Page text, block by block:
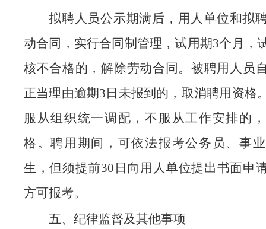
拟聘人员公示期满后，用人单位和拟
动合同，实行合同制管理，试用期3个月，
核不合格的，解除劳动合同。被聘用人员
正当理由逾期3日未报到的，取消聘用资格
服从组织统一调配，不服从工作安排的
格。聘用期间，可依法报考公务员、事
生，但须提前30日向用人单位提出书面申
方可报考。
五、纪律监督及其他事项